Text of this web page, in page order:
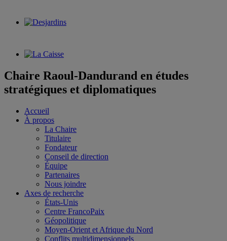
Chaire Raoul-Dandurand en études
stratégiques et diplomatiques
Accueil
À propos
La Chaire
Titulaire
Fondateur
Conseil de direction
Équipe
Partenaires
Nous joindre
Axes de recherche
États-Unis
Centre FrancoPaix
Géopolitique
Moyen-Orient et Afrique du Nord
Conflits multidimensionnels